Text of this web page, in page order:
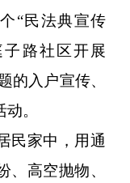
“民法典宣传
路社区开展
的入户宣传、
。
民家中，用通
、高空抛物、